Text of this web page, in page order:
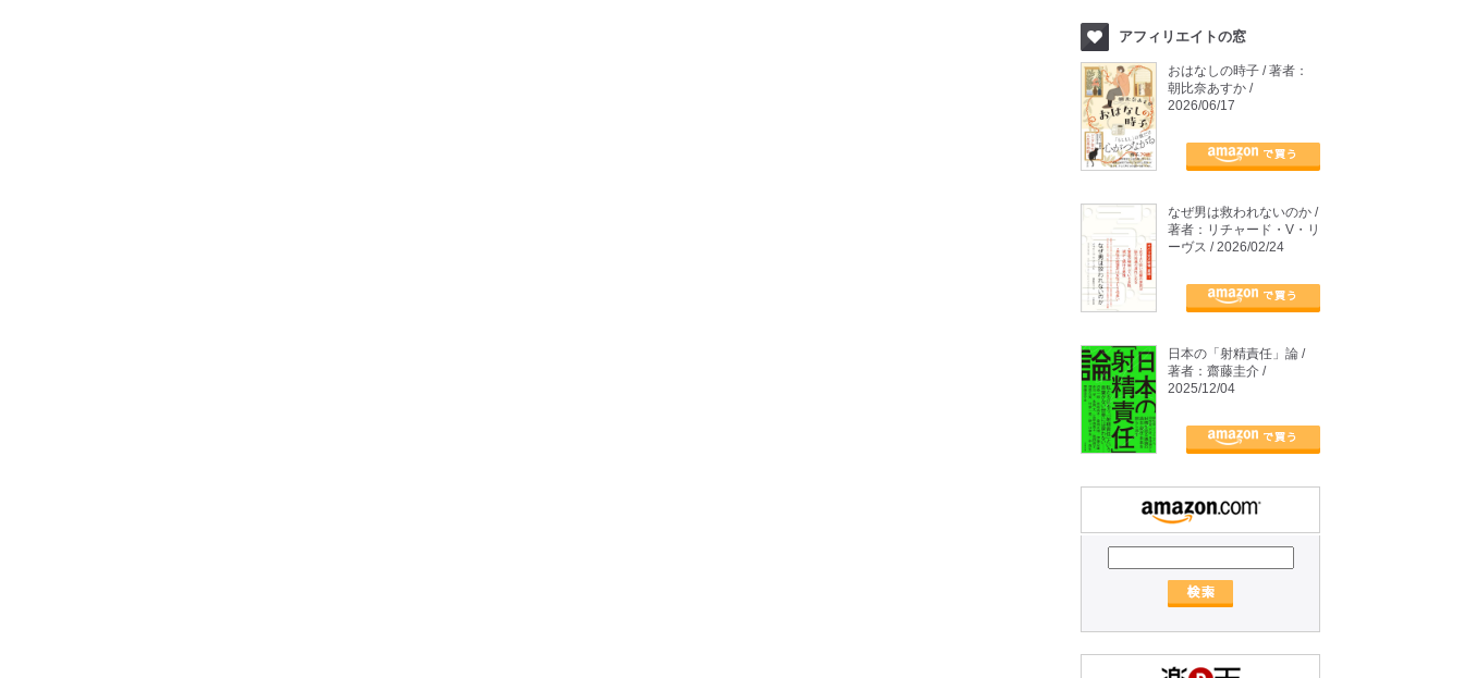
アフィリエイトの窓
おはなしの時子 / 著者：
朝比奈あすか /
2026/06/17
なぜ男は救われないのか /
著者：リチャード・V・リ
ーヴス / 2026/02/24
日本の「射精責任」論 /
著者：齋藤圭介 /
2025/12/04